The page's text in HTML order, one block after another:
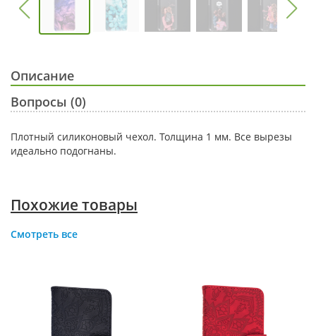
Описание
Вопросы (0)
Плотный силиконовый чехол. Толщина 1 мм. Все вырезы
идеально подогнаны.
Похожие товары
Смотреть все